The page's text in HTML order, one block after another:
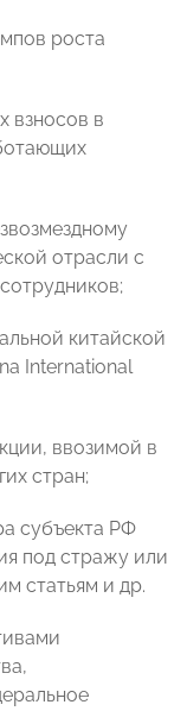
роста
взносов в
отрасли с
китайской
International
ввозимой в
стран;
субъекта РФ
под стражу или
статьям и др.